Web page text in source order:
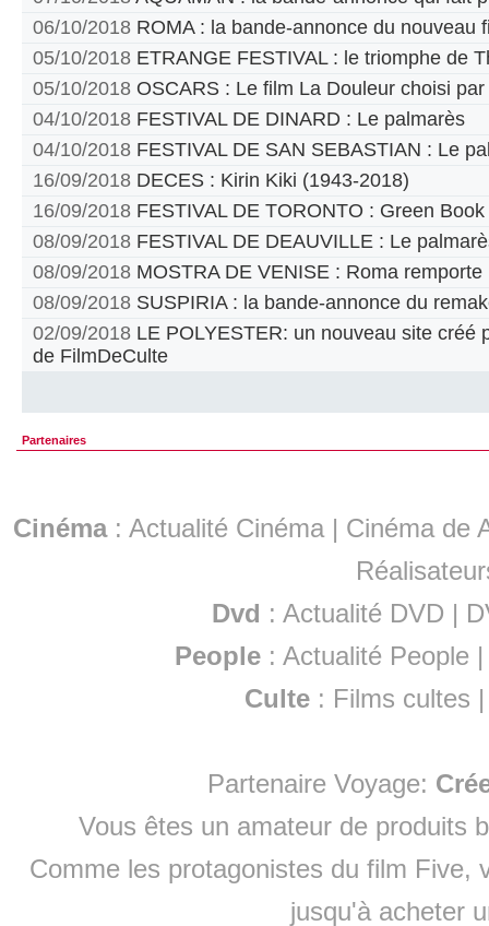
06/10/2018 ROMA : la bande-annonce du nouveau
05/10/2018 ETRANGE FESTIVAL : le triomphe de
05/10/2018 OSCARS : Le film La Douleur choisi
04/10/2018 FESTIVAL DE DINARD : Le palmarès
04/10/2018 FESTIVAL DE SAN SEBASTIAN : Le
16/09/2018 DECES : Kirin Kiki (1943-2018)
16/09/2018 FESTIVAL DE TORONTO : Green
08/09/2018 FESTIVAL DE DEAUVILLE : Le
08/09/2018 MOSTRA DE VENISE : Roma remporte
08/09/2018 SUSPIRIA : la bande-annonce du
02/09/2018 LE POLYESTER: un nouveau site créé
de FilmDeCulte
Partenaires
Cinéma: Actualité Cinéma | Cinéma de
Dvd : Actualité DVD |
People :Actualité People
Culte : Films cultes
Partenaire Voyage:
Vous êtes un amateur de produits
Comme les protagonistes du film Five,
jusqu'à acheter